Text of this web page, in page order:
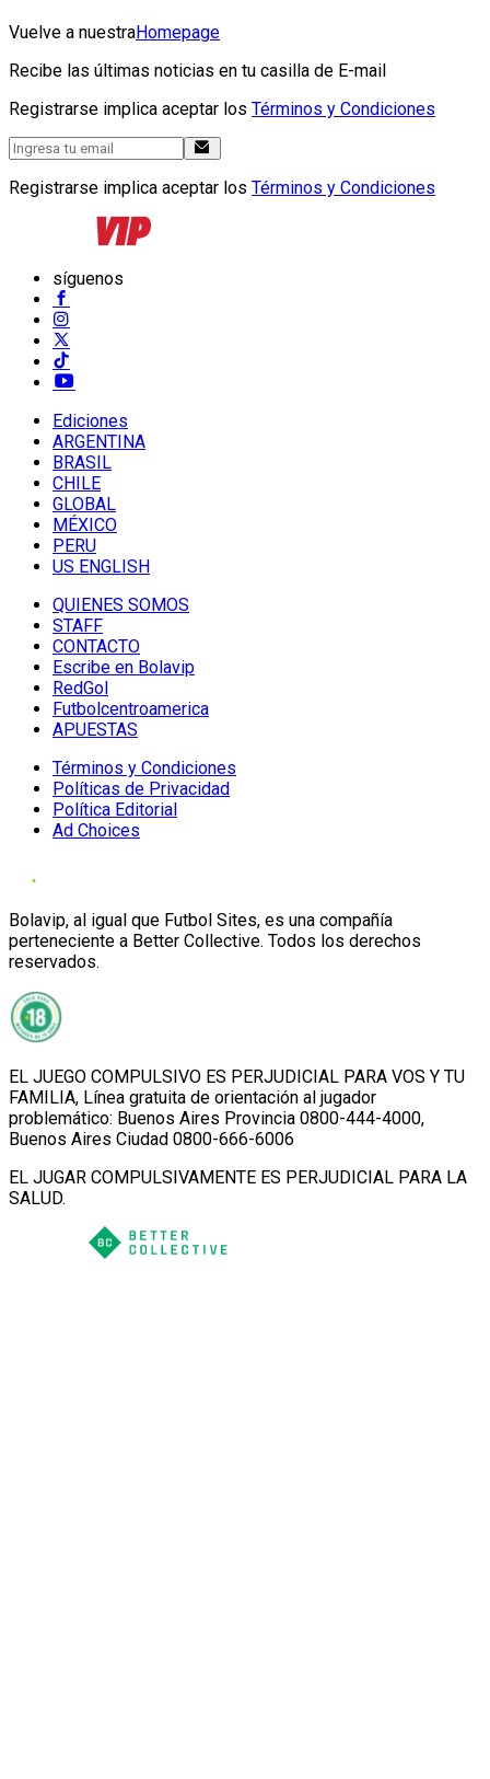
Vuelve a nuestraHomepage
Recibe las últimas noticias en tu casilla de E-mail
Registrarse implica aceptar los Términos y Condiciones
Registrarse implica aceptar los Términos y Condiciones
síguenos
Ediciones
ARGENTINA
BRASIL
CHILE
GLOBAL
MÉXICO
PERU
US ENGLISH
QUIENES SOMOS
STAFF
CONTACTO
Escribe en Bolavip
RedGol
Futbolcentroamerica
APUESTAS
Términos y Condiciones
Políticas de Privacidad
Política Editorial
Ad Choices
Bolavip, al igual que Futbol Sites, es una compañía
perteneciente a Better Collective. Todos los derechos
reservados.
EL JUEGO COMPULSIVO ES PERJUDICIAL PARA VOS Y TU
FAMILIA, Línea gratuita de orientación al jugador
problemático: Buenos Aires Provincia 0800-444-4000,
Buenos Aires Ciudad 0800-666-6006
EL JUGAR COMPULSIVAMENTE ES PERJUDICIAL PARA LA
SALUD.